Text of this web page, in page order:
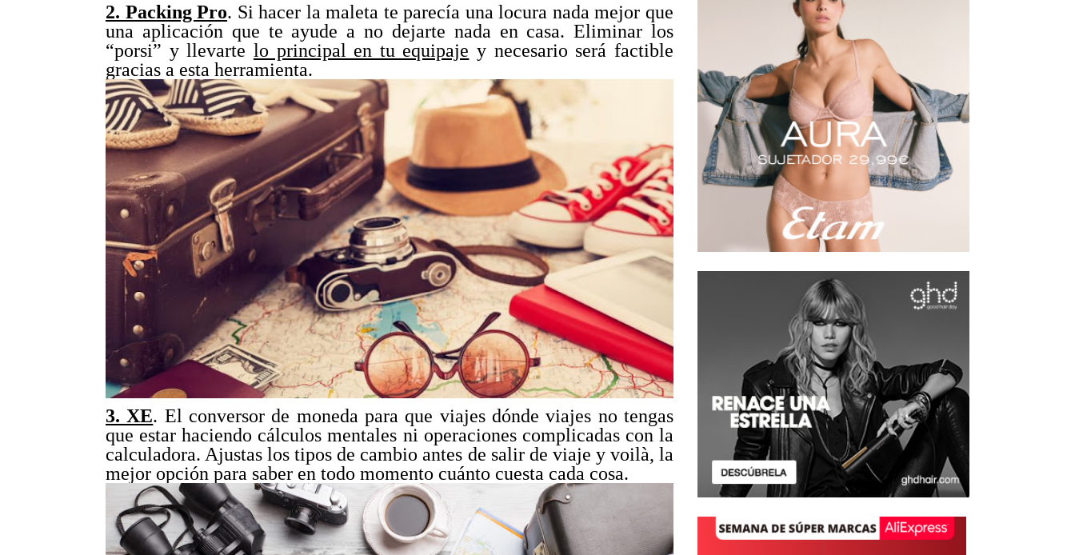
2. Packing Pro. Si hacer la maleta te parecía una locura nada mejor que
una aplicación que te ayude a no dejarte nada en casa. Eliminar los
“porsi” y llevarte lo principal en tu equipaje y necesario será factible
gracias a esta herramienta.
3. XE. El conversor de moneda para que viajes dónde viajes no tengas
que estar haciendo cálculos mentales ni operaciones complicadas con la
calculadora. Ajustas los tipos de cambio antes de salir de viaje y voilà, la
mejor opción para saber en todo momento cuánto cuesta cada cosa.